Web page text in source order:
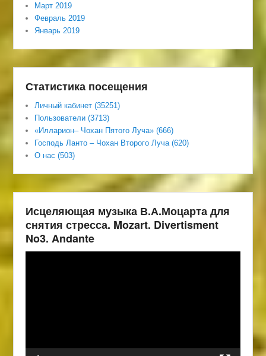
Март 2019
Февраль 2019
Январь 2019
Статистика посещения
Личный кабинет (35251)
Пользователи (3713)
«Илларион– Чохан Пятого Луча» (666)
Господь Ланто – Чохан Второго Луча (620)
О нас (503)
Исцеляющая музыка В.А.Моцарта для
снятия стресса. Mozart. Divertisment
No3. Andante